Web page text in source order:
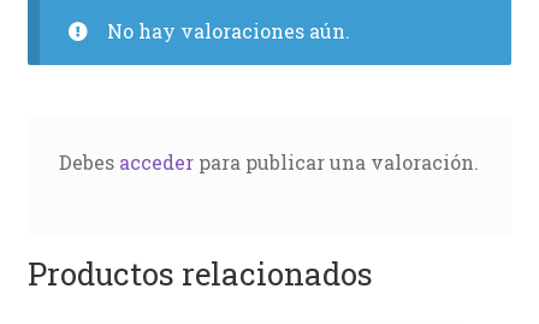
No hay valoraciones aún.
Debes accederpara publicar una valoración.
Productos relacionados